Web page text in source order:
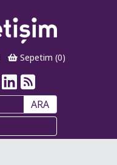
Sepetim (0)
ARA